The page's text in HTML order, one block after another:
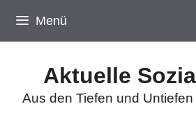
Inhalt
springen
Menü
Aktuelle
Aus den Tiefen und